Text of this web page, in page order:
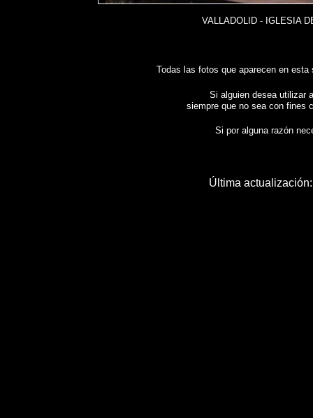
VALLADOLID - IGLESIA
Todas las fotos que aparecen en esta
Si alguien desea utilizar
siempre que no sea con fines
Si por alguna razón
Última